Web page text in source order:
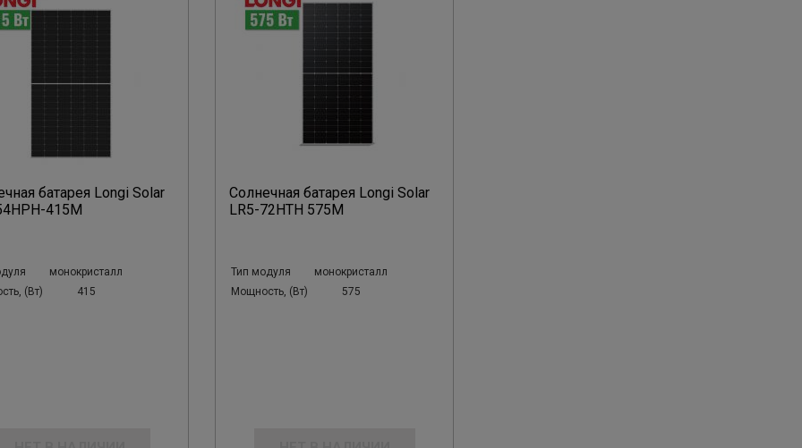
батарея Longi Solar
415M
монокристалл
(Вт)
415
Солнечная батарея Longi Solar
LR5-72HTH 575M
Тип модуля
монокристалл
Мощность, (Вт)
575